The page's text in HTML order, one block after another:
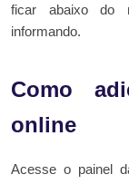
ficar abaixo do
informando.
Como
online
Acesse o painel